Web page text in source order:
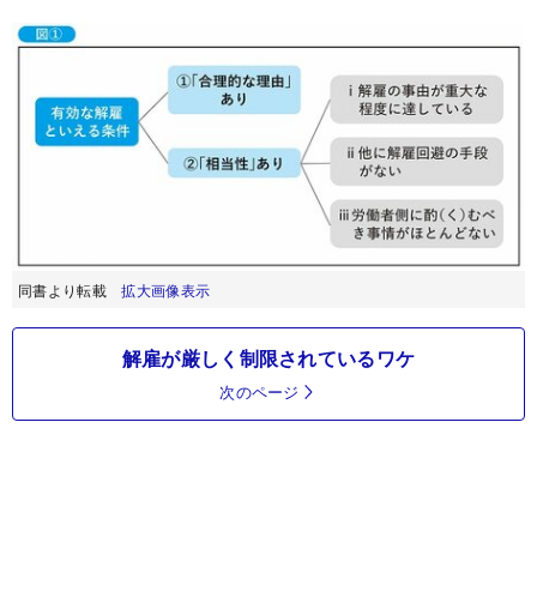
同書より転載拡大画像表示
解雇が厳しく制限されているワケ
次のページ